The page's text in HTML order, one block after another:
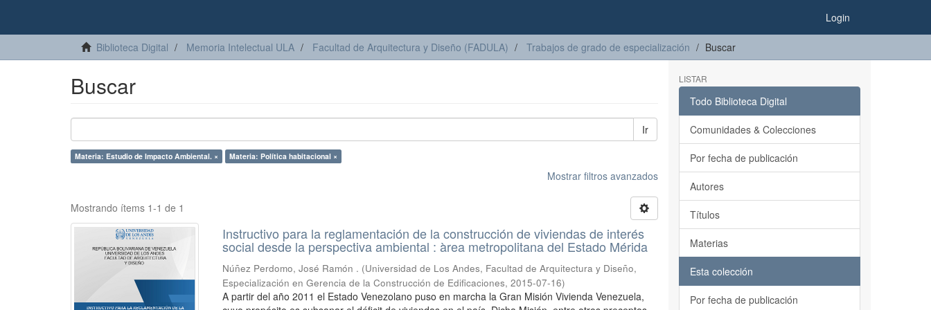
Login
Biblioteca Digital Memoria Intelectual ULA Facultad de Arquitectura y Diseño (FADULA) Trabajos de grado de especialización Buscar
Buscar
Ir
Materia: Estudio de Impacto Ambiental. × Materia: Política habitacional ×
Mostrar filtros avanzados
Mostrando ítems 1-1 de 1
Instructivo para la reglamentación de la construcción de viviendas de interés
social desde la perspectiva ambiental : àrea metropolitana del Estado Mérida
Núñez Perdomo, José Ramón . (Universidad de Los Andes, Facultad de Arquitectura y Diseño,
Especialización en Gerencia de la Construcción de Edificaciones,2015-07-16)
A partir del año 2011 el Estado Venezolano puso en marcha la Gran Misión Vivienda Venezuela,
LISTAR
Todo Biblioteca Digital
Comunidades & Colecciones
Por fecha de publicación
Autores
Títulos
Materias
Esta colección
Por fecha de publicación